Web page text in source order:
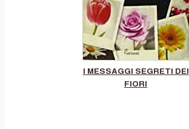
I MESSAGGI SEGRETI DEI
FIORI